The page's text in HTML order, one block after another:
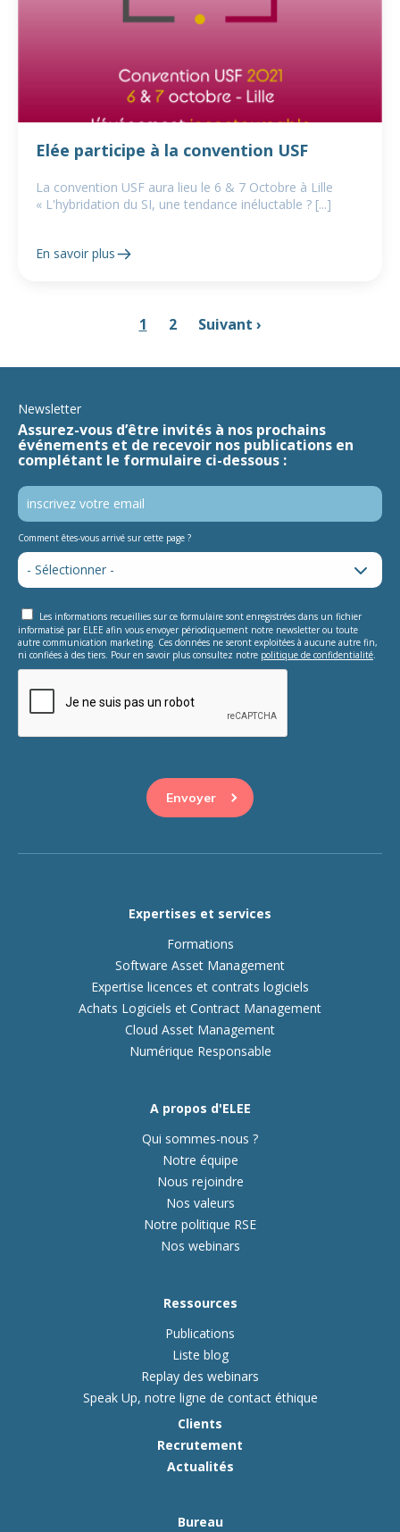
Elée participe à la convention USF
La convention USF aura lieu le 6 & 7 Octobre à Lille
« L'hybridation du SI, une tendance inéluctable ? [...]
En savoir plus
1 2 Suivant ›
Newsletter
Assurez-vous d’être invités à nos prochains
événements et de recevoir nos publications en
complétant le formulaire ci-dessous :
Comment êtes-vous arrivé sur cette page ?
Les informations recueillies sur ce formulaire sont enregistrées dans un fichier
informatisé par ELEE afin vous envoyer périodiquement notre newsletter ou toute
autre communication marketing. Ces données ne seront exploitées à aucune autre fin,
ni confiées à des tiers. Pour en savoir plus consultez notre politique de confidentialité
Expertises et services
Formations
Software Asset Management
Expertise licences et contrats logiciels
Achats Logiciels et Contract Management
Cloud Asset Management
Numérique Responsable
A propos d'ELEE
Qui sommes-nous ?
Notre équipe
Nous rejoindre
Nos valeurs
Notre politique RSE
Nos webinars
Ressources
Publications
Liste blog
Replay des webinars
Speak Up, notre ligne de contact éthique
Clients
Recrutement
Actualités
Bureau